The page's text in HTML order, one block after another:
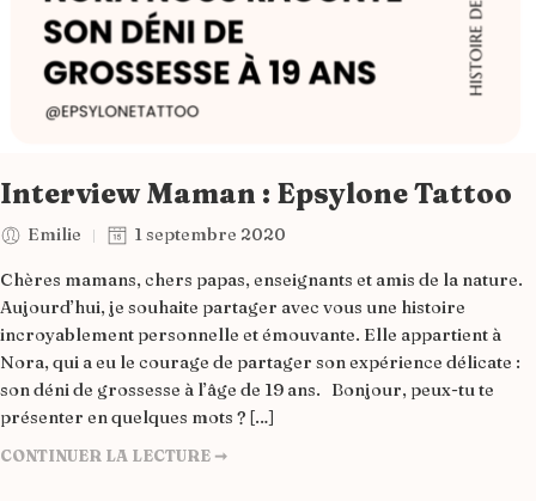
Interview Maman : Epsylone Tattoo
Emilie 1 septembre 2020
Chères mamans, chers papas, enseignants et amis de la nature.
Aujourd’hui, je souhaite partager avec vous une histoire
incroyablement personnelle et émouvante. Elle appartient à
Nora, qui a eu le courage de partager son expérience délicate :
son déni de grossesse à l’âge de 19 ans. Bonjour, peux-tu te
présenter en quelques mots ? […]
CONTINUER LA LECTURE ➞